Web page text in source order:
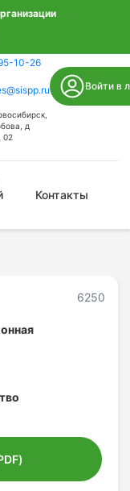
10-26
д
02
Войти в
Контакты
6250